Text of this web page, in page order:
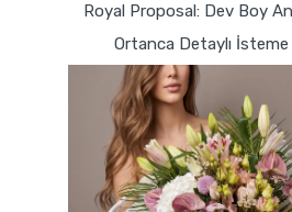
Royal Proposal: Dev Boy
Ortanca Detaylı